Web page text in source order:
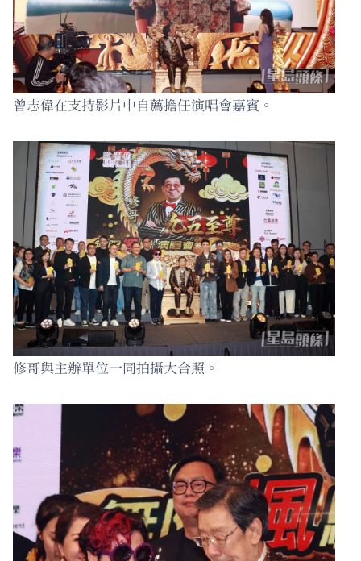
曾志偉在支持影片中自薦擔任演唱會嘉賓。
修哥與主辦單位一同拍攝大合照。